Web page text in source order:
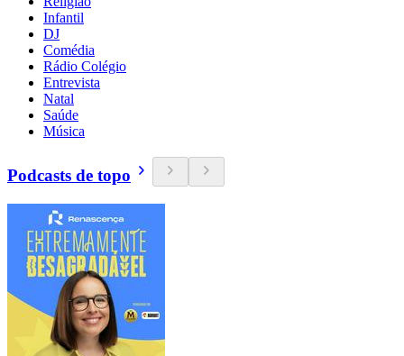
Infantil
DJ
Comédia
Rádio Colégio
Entrevista
Natal
Saúde
Música
Podcasts de topo